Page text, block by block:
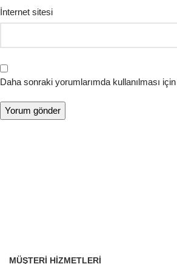
İnternet sitesi
Daha sonraki yorumlarımda kullanılması
MÜŞTERI HIZMETLERI